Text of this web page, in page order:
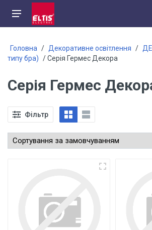
Головна / Декоративне освітлення /
типу бра) / Серія Гермес Декора
Серія Гермес
Фільтр